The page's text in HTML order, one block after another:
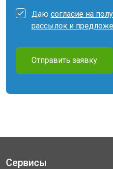
Даю согласие на
рассылок и
Отправить заявку
Сервисы